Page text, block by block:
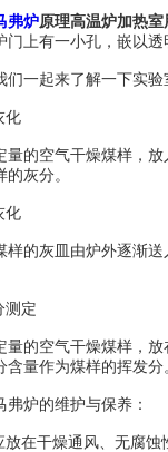
弗炉原理高温炉加热
门上有一小孔，嵌以
一起来了解一下实验
空气干燥煤样，放
灰分。
灰皿由炉外逐渐送
定
空气干燥煤样，放
量作为煤样的挥发分
炉的维护与保养：
干燥通风、无腐蚀